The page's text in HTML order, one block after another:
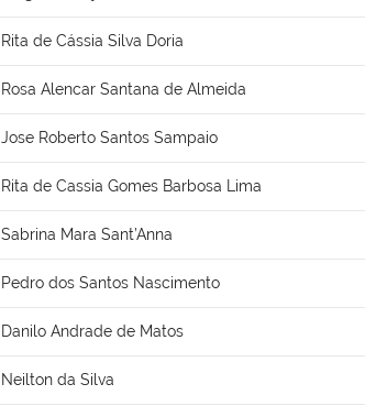
Rita de Cássia Silva Doria
Rosa Alencar Santana de Almeida
Jose Roberto Santos Sampaio
Rita de Cassia Gomes Barbosa Lima
Sabrina Mara Sant’Anna
Pedro dos Santos Nascimento
Danilo Andrade de Matos
Neilton da Silva